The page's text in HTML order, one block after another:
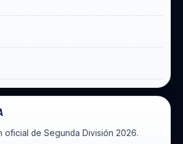
oficial de Segunda División 2026.